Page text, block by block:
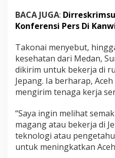
BACA JUGA:
Konferensi Pers Di
Takonai menyebut,
kesehatan dari Medan,
dikirim untuk bekerja di
Jepang. Ia berharap,
mengirim tenaga kerja
“Saya ingin melihat
magang atau bekerja di
teknologi atau
untuk meningkatkan